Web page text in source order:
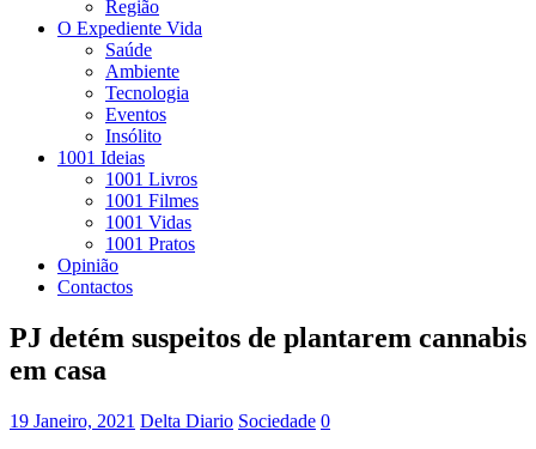
Região
O Expediente Vida
Saúde
Ambiente
Tecnologia
Eventos
Insólito
1001 Ideias
1001 Livros
1001 Filmes
1001 Vidas
1001 Pratos
Opinião
Contactos
PJ detém suspeitos de plantarem cannabis
em casa
19 Janeiro, 2021 Delta Diario Sociedade 0